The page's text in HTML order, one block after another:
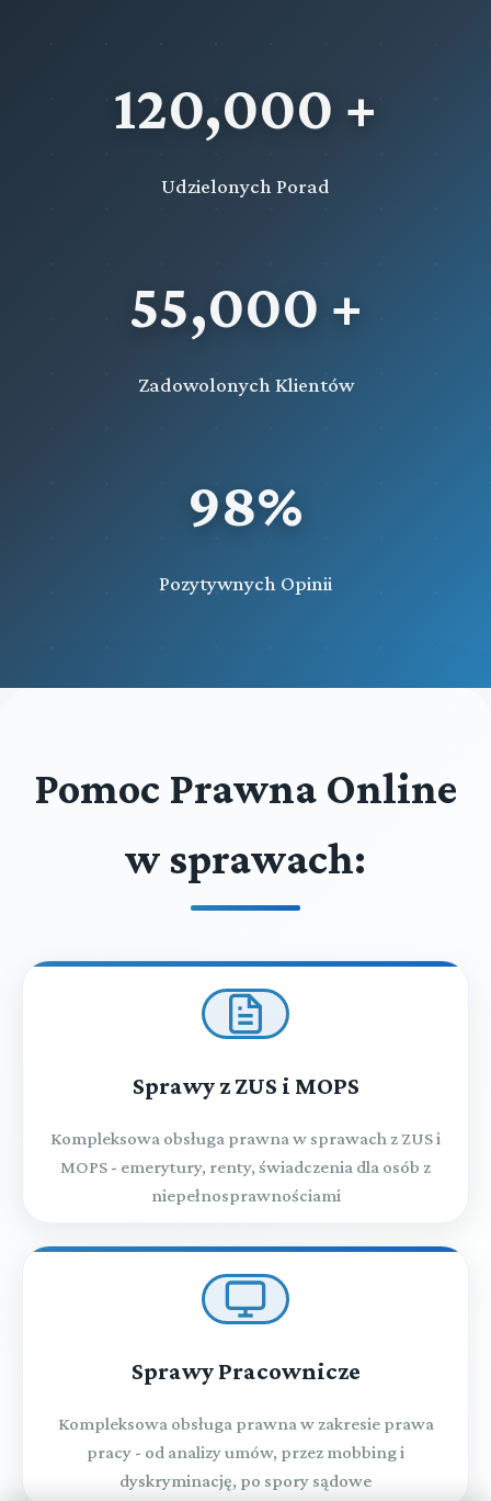
120,000 +
Udzielonych Porad
55,000 +
Zadowolonych Klientów
98%
Pozytywnych Opinii
Pomoc Prawna Online
w sprawach:
Sprawy z ZUS i MOPS
Kompleksowa obsługa prawna w sprawach z ZUS i
MOPS - emerytury, renty, świadczenia dla osób z
niepełnosprawnościami
Sprawy Pracownicze
Kompleksowa obsługa prawna w zakresie prawa
pracy - od analizy umów, przez mobbing i
dyskryminację, po spory sądowe